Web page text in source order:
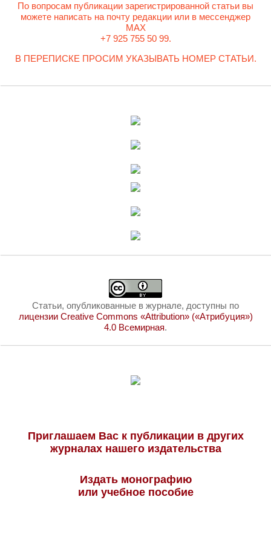
По вопросам публикации зарегистрированной статьи вы
можете написать на почту редакции или в мессенджер
MAX
+7 925 755 50 99.
В ПЕРЕПИСКЕ ПРОСИМ УКАЗЫВАТЬ НОМЕР СТАТЬИ.
Статьи, опубликованные в журнале, доступны по
лицензии Creative Commons «Attribution» («Атрибуция»)
4.0 Всемирная.
Приглашаем Вас к публикации в других
журналах нашего издательства
Издать монографию
или учебное пособие